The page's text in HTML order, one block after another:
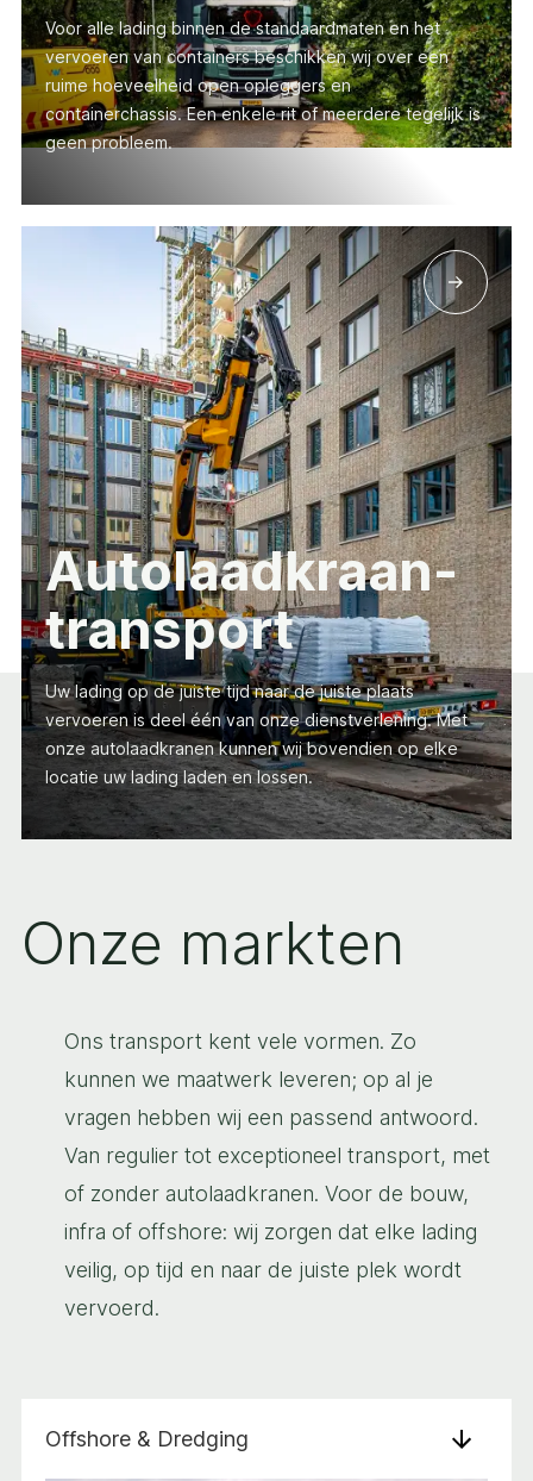
Voor alle lading binnen de standaardmaten en het
vervoeren van containers beschikken wij over een
ruime hoeveelheid open opleggers en
containerchassis. Een enkele rit of meerdere tegelijk is
geen probleem.
Autolaadkraan-
transport
Uw lading op de juiste tijd naar de juiste plaats
vervoeren is deel één van onze dienstverlening. Met
onze autolaadkranen kunnen wij bovendien op elke
locatie uw lading laden en lossen.
Onze markten
Ons transport kent vele vormen. Zo
kunnen we maatwerk leveren; op al je
vragen hebben wij een passend antwoord.
Van regulier tot exceptioneel transport, met
of zonder autolaadkranen. Voor de bouw,
infra of offshore: wij zorgen dat elke lading
veilig, op tijd en naar de juiste plek wordt
vervoerd.
Offshore & Dredging